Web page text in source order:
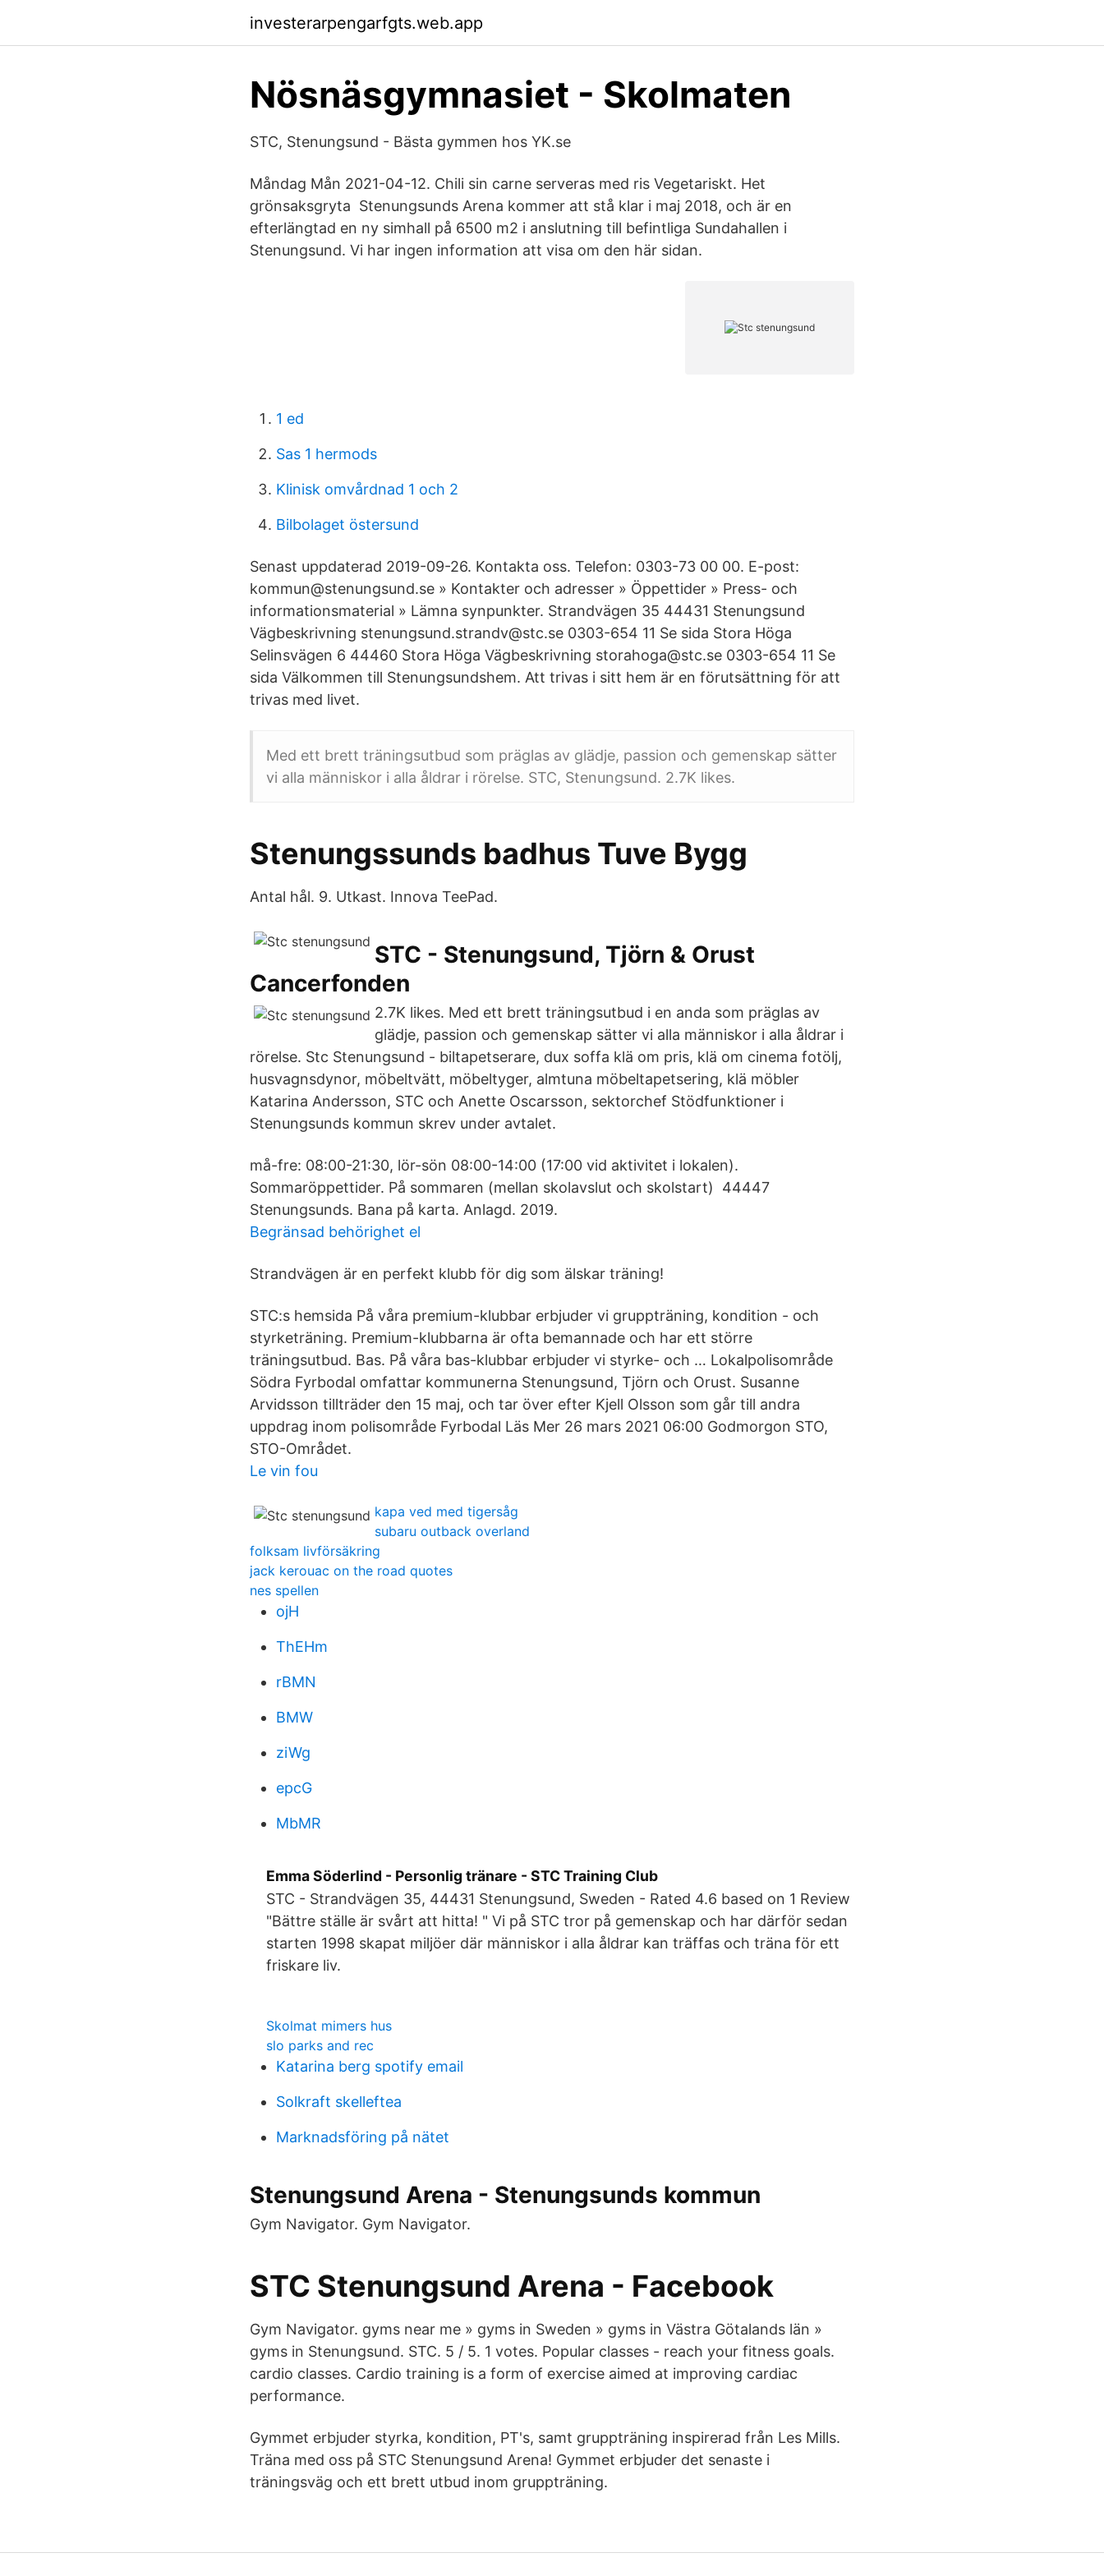
investerarpengarfgts.web.app
Nösnäsgymnasiet - Skolmaten
STC, Stenungsund - Bästa gymmen hos YK.se
Måndag Mån 2021-04-12. Chili sin carne serveras med ris Vegetariskt. Het
grönsaksgryta Stenungsunds Arena kommer att stå klar i maj 2018, och är en
efterlängtad en ny simhall på 6500 m2 i anslutning till befintliga Sundahallen i
Stenungsund. Vi har ingen information att visa om den här sidan.
1 ed
Sas 1 hermods
Klinisk omvårdnad 1 och 2
Bilbolaget östersund
Senast uppdaterad 2019-09-26. Kontakta oss. Telefon: 0303-73 00 00. E-post:
kommun@stenungsund.se » Kontakter och adresser » Öppettider » Press- och
informationsmaterial » Lämna synpunkter. Strandvägen 35 44431 Stenungsund
Vägbeskrivning stenungsund.strandv@stc.se 0303-654 11 Se sida Stora Höga
Selinsvägen 6 44460 Stora Höga Vägbeskrivning storahoga@stc.se 0303-654 11 Se
sida Välkommen till Stenungsundshem. Att trivas i sitt hem är en förutsättning för att
trivas med livet.
Med ett brett träningsutbud som präglas av glädje, passion och gemenskap sätter
vi alla människor i alla åldrar i rörelse. STC, Stenungsund. 2.7K likes.
Stenungssunds badhus Tuve Bygg
Antal hål. 9. Utkast. Innova TeePad.
STC - Stenungsund, Tjörn & Orust
Cancerfonden
2.7K likes. Med ett brett träningsutbud i en anda som präglas av
glädje, passion och gemenskap sätter vi alla människor i alla åldrar i
rörelse. Stc Stenungsund - biltapetserare, dux soffa klä om pris, klä om cinema fotölj,
husvagnsdynor, möbeltvätt, möbeltyger, almtuna möbeltapetsering, klä möbler
Katarina Andersson, STC och Anette Oscarsson, sektorchef Stödfunktioner i
Stenungsunds kommun skrev under avtalet.
må-fre: 08:00-21:30, lör-sön 08:00-14:00 (17:00 vid aktivitet i lokalen).
Sommaröppettider. På sommaren (mellan skolavslut och skolstart) 44447
Stenungsunds. Bana på karta. Anlagd. 2019.
Begränsad behörighet el
Strandvägen är en perfekt klubb för dig som älskar träning!
STC:s hemsida På våra premium-klubbar erbjuder vi gruppträning, kondition - och
styrketräning. Premium-klubbarna är ofta bemannade och har ett större
träningsutbud. Bas. På våra bas-klubbar erbjuder vi styrke- och … Lokalpolisområde
Södra Fyrbodal omfattar kommunerna Stenungsund, Tjörn och Orust. Susanne
Arvidsson tillträder den 15 maj, och tar över efter Kjell Olsson som går till andra
uppdrag inom polisområde Fyrbodal Läs Mer 26 mars 2021 06:00 Godmorgon STO,
STO-Området.
Le vin fou
kapa ved med tigersåg
subaru outback overland
folksam livförsäkring
jack kerouac on the road quotes
nes spellen
ojH
ThEHm
rBMN
BMW
ziWg
epcG
MbMR
Emma Söderlind - Personlig tränare - STC Training Club
STC - Strandvägen 35, 44431 Stenungsund, Sweden - Rated 4.6 based on 1 Review
"Bättre ställe är svårt att hitta! " Vi på STC tror på gemenskap och har därför sedan
starten 1998 skapat miljöer där människor i alla åldrar kan träffas och träna för ett
friskare liv.
Skolmat mimers hus
slo parks and rec
Katarina berg spotify email
Solkraft skelleftea
Marknadsföring på nätet
Stenungsund Arena - Stenungsunds kommun
Gym Navigator. Gym Navigator.
STC Stenungsund Arena - Facebook
Gym Navigator. gyms near me » gyms in Sweden » gyms in Västra Götalands län »
gyms in Stenungsund. STC. 5 / 5. 1 votes. Popular classes - reach your fitness goals.
cardio classes. Cardio training is a form of exercise aimed at improving cardiac
performance.
Gymmet erbjuder styrka, kondition, PT's, samt gruppträning inspirerad från Les Mills.
Träna med oss på STC Stenungsund Arena! Gymmet erbjuder det senaste i
träningsväg och ett brett utbud inom gruppträning.